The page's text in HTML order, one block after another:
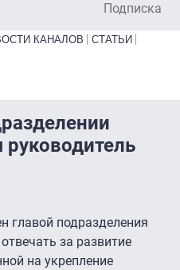
Подписка
КАНАЛОВ
СТАТЬИ
главой подразделения
за развитие
на укрепление